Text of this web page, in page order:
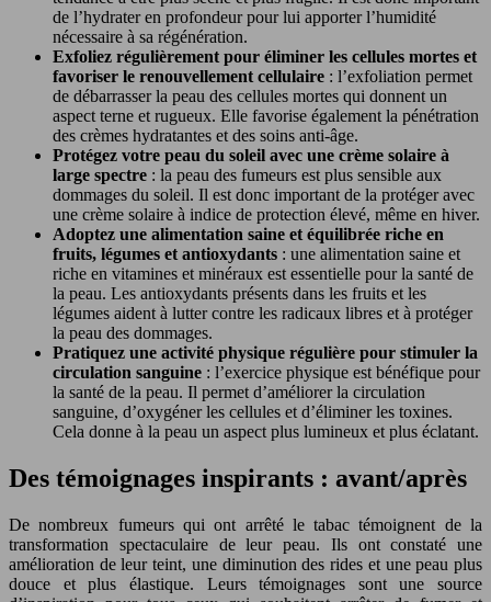
de l’hydrater en profondeur pour lui apporter l’humidité
nécessaire à sa régénération.
Exfoliez régulièrement pour éliminer les cellules mortes et
favoriser le renouvellement cellulaire : l’exfoliation permet
de débarrasser la peau des cellules mortes qui donnent un
aspect terne et rugueux. Elle favorise également la pénétration
des crèmes hydratantes et des soins anti-âge.
Protégez votre peau du soleil avec une crème solaire à
large spectre : la peau des fumeurs est plus sensible aux
dommages du soleil. Il est donc important de la protéger avec
une crème solaire à indice de protection élevé, même en hiver.
Adoptez une alimentation saine et équilibrée riche en
fruits, légumes et antioxydants : une alimentation saine et
riche en vitamines et minéraux est essentielle pour la santé de
la peau. Les antioxydants présents dans les fruits et les
légumes aident à lutter contre les radicaux libres et à protéger
la peau des dommages.
Pratiquez une activité physique régulière pour stimuler la
circulation sanguine : l’exercice physique est bénéfique pour
la santé de la peau. Il permet d’améliorer la circulation
sanguine, d’oxygéner les cellules et d’éliminer les toxines.
Cela donne à la peau un aspect plus lumineux et plus éclatant.
Des témoignages inspirants : avant/après
De nombreux fumeurs qui ont arrêté le tabac témoignent de la
transformation spectaculaire de leur peau. Ils ont constaté une
amélioration de leur teint, une diminution des rides et une peau plus
douce et plus élastique. Leurs témoignages sont une source